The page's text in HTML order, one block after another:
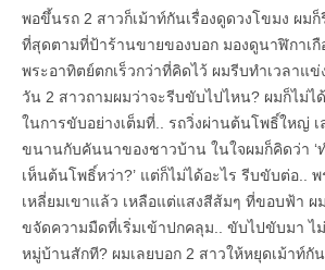
พอขึ้นรถ 2 สาวก็เม้าท์กันเรื่องดูดวงโขมง ผมก็
ที่สุดตามที่ป้าร้านขายของบอก มองดูนาฬิกาเกื
พระอาทิตย์ตกเร็วกว่าที่คิดไว้ ผมรีบทำเวลาแ
วัน 2 สาวถามผมว่าจะรีบขับไปไหน? ผมก็ไม่ไ
ในการขับอย่างเต็มที่.. รถวิ่งผ่านต้นโพธิ์ใหญ่
ขนานกับคันนาของชาวบ้าน ในใจผมก็คิดว่า ‘
เห็นต้นโพธิ์หว่า?’ แต่ก็ไม่ได้อะไร รีบขับต่อ..
เหลี่ยมเขาแล้ว เหลือแต่แสงสีส้มๆ ที่ขอบฟ้า ผ
ขจัดความมืดที่เริ่มเข้าปกคลุม.. ขับไปขับมา ไม่
หมู่บ้านสักที? ผมเลยบอก 2 สาวให้หยุดเม้าท์กั